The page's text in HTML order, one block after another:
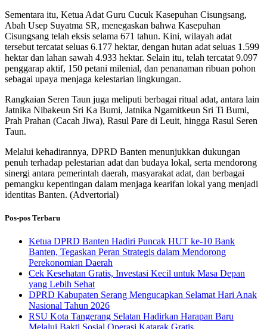
Sementara itu, Ketua Adat Guru Cucuk Kasepuhan Cisungsang,
Abah Usep Suyatma SR, menegaskan bahwa Kasepuhan
Cisungsang telah eksis selama 671 tahun. Kini, wilayah adat
tersebut tercatat seluas 6.177 hektar, dengan hutan adat seluas 1.599
hektar dan lahan sawah 4.933 hektar. Selain itu, telah tercatat 9.097
penggarap aktif, 150 petani milenial, dan penanaman ribuan pohon
sebagai upaya menjaga kelestarian lingkungan.
Rangkaian Seren Taun juga meliputi berbagai ritual adat, antara lain
Jatnika Nibakeun Sri Ka Bumi, Jatnika Ngamitkeun Sri Ti Bumi,
Prah Prahan (Cacah Jiwa), Rasul Pare di Leuit, hingga Rasul Seren
Taun.
Melalui kehadirannya, DPRD Banten menunjukkan dukungan
penuh terhadap pelestarian adat dan budaya lokal, serta mendorong
sinergi antara pemerintah daerah, masyarakat adat, dan berbagai
pemangku kepentingan dalam menjaga kearifan lokal yang menjadi
identitas Banten. (Advertorial)
Pos-pos Terbaru
Ketua DPRD Banten Hadiri Puncak HUT ke-10 Bank
Banten, Tegaskan Peran Strategis dalam Mendorong
Perekonomian Daerah
Cek Kesehatan Gratis, Investasi Kecil untuk Masa Depan
yang Lebih Sehat
DPRD Kabupaten Serang Mengucapkan Selamat Hari Anak
Nasional Tahun 2026
RSU Kota Tangerang Selatan Hadirkan Harapan Baru